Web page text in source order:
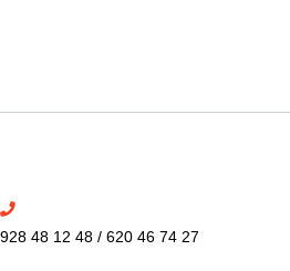
928 48 12 48 / 620 46 74 27